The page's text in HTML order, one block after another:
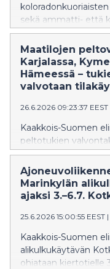
sekä ammatti- että
reagoinnilla voidaan
asettuminen
Maatilojen
Karjalassa,
Hämeessä –
valvotaan
26.6.2026 09:23:37 EEST
Kaakkois-Suomen
peltotukien
päällä
tilalle Etelä-Karjalan,
alueella, minkä
seurataan kaikilla
mahdolliseen
muutokset
tarpeen huomattua,
estää
Marinkylän
ajaksi 3.–6.7.
25.6.2026 15:00:55 EEST |
Kaakkois-Suomen
alikulkukäytävän
ohjataan kiertotielle